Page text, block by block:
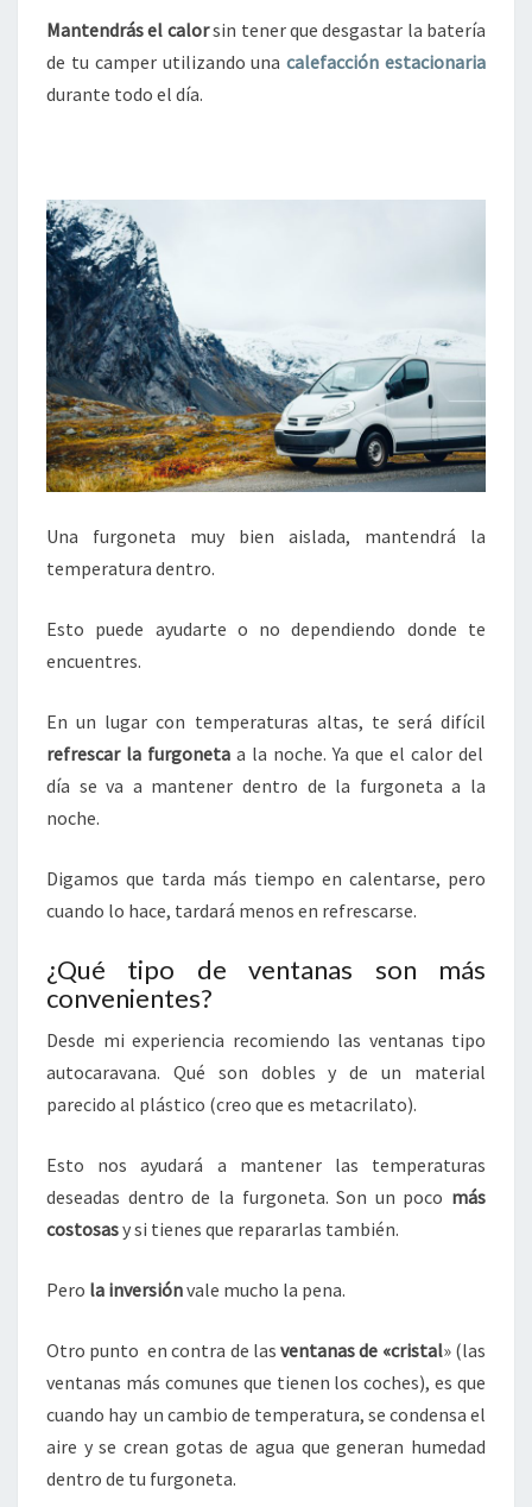
Mantendrás el calorsin tener que desgastar la batería
de tu camper utilizando unacalefacción estacionaria
durante todo el día.
Una furgoneta muy bien aislada, mantendrá la
temperatura dentro.
Esto puede ayudarte o no dependiendo donde te
encuentres.
En un lugar con temperaturas altas, te será difícil
refrescar la furgoneta a la noche. Ya que el calor del
día se va a mantener dentro de la furgoneta a la
noche.
Digamos que tarda más tiempo en calentarse, pero
cuando lo hace, tardará menos en refrescarse.
¿Qué tipo de ventanas son más
convenientes?
Desde mi experiencia recomiendo las ventanas tipo
autocaravana. Qué son dobles y de un material
parecido al plástico (creo que es metacrilato).
Esto nos ayudará a mantener las temperaturas
deseadas dentro de la furgoneta. Son un poco más
costosasy si tienes que repararlas también.
Pero la inversiónvale mucho la pena.
Otro punto en contra de las ventanas de «cristal» (las
ventanas más comunes que tienen los coches), es que
cuando hay un cambio de temperatura, se condensa el
aire y se crean gotas de agua que generan humedad
dentro de tu furgoneta.